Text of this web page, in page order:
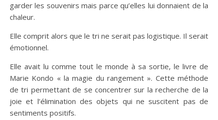
garder les souvenirs mais parce qu’elles lui donnaient de la
chaleur.
Elle comprit alors que le tri ne serait pas logistique. Il serait
émotionnel.
Elle avait lu comme tout le monde à sa sortie, le livre de
Marie Kondo « la magie du rangement ». Cette méthode
de tri permettant de se concentrer sur la recherche de la
joie et l’élimination des objets qui ne suscitent pas de
sentiments positifs.